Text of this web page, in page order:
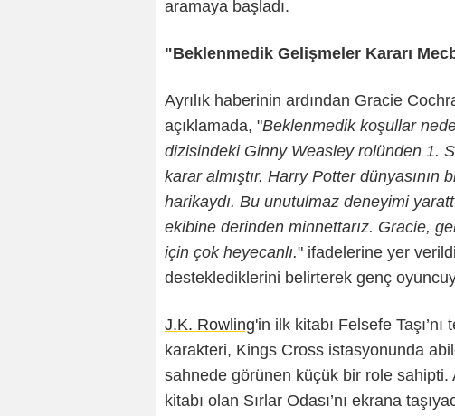
aramaya başladı.
"Beklenmedik Gelişmeler Kararı
Ayrılık haberinin ardından Gracie
açıklamada, "Beklenmedik koşullar
dizisindeki Ginny Weasley rolünden 1.
karar almıştır. Harry Potter
harikaydı. Bu unutulmaz deneyimi
ekibine derinden minnettarız. Gracie,
için çok heyecanlı." ifadelerine yer
desteklediklerini belirterek genç
J.K. Rowling'in ilk kitabı Felsefe
karakteri, Kings Cross istasyonunda
sahnede görünen küçük bir role sahipti.
kitabı olan Sırlar Odası’nı ekrana